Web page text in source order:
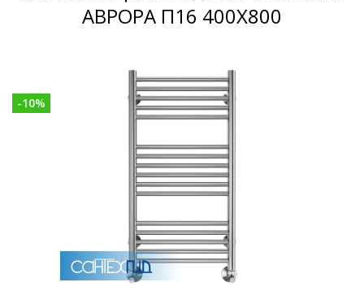
Кухонные мойки
Душевые кабины
Полотенцесушители
Аксессуары для ванных комнат
АВРОРА П16 400Х800
-10%